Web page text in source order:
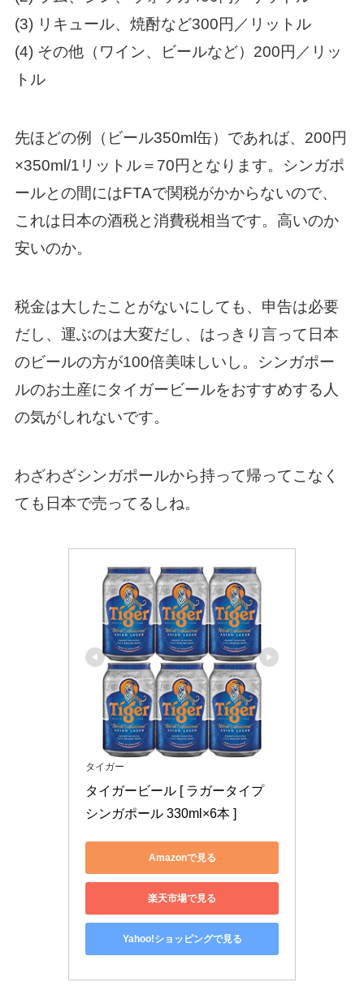
(3) リキュール、焼酎など300円／リットル
(4) その他（ワイン、ビールなど）200円／リッ
トル
先ほどの例（ビール350ml缶）であれば、200円
×350ml/1リットル＝70円となります。シンガポ
ールとの間にはFTAで関税がかからないので、
これは日本の酒税と消費税相当です。高いのか
安いのか。
税金は大したことがないにしても、申告は必要
だし、運ぶのは大変だし、はっきり言って日本
のビールの方が100倍美味しいし。シンガポー
ルのお土産にタイガービールをおすすめする人
の気がしれないです。
わざわざシンガポールから持って帰ってこなく
ても日本で売ってるしね。
タイガー
タイガービール [ ラガータイプ
シンガポール 330ml×6本 ]
Amazonで見る
楽天市場で見る
Yahoo!ショッピングで見る